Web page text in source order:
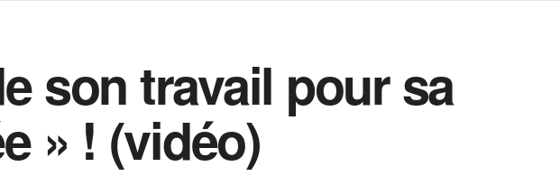
son travail pour sa
» ! (vidéo)